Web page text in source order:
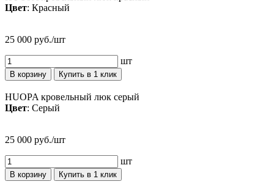
Цвет: Красный
25 000 руб./шт
шт
В корзину Купить в 1 клик
HUOPA кровельный люк серый
Цвет: Серый
25 000 руб./шт
шт
В корзину Купить в 1 клик